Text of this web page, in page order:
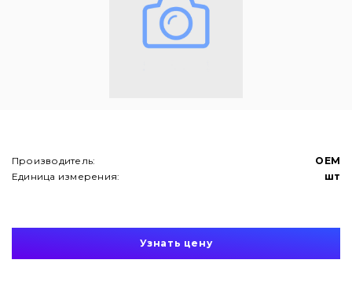
Производитель:
OEM
Единица измерения:
шт
Узнать цену